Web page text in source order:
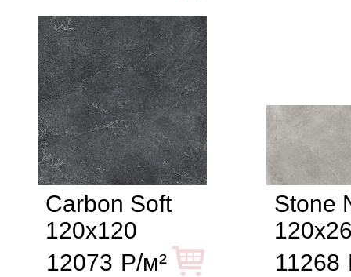
Carbon Soft
120x120
12073 Р/м²
Stone
11268